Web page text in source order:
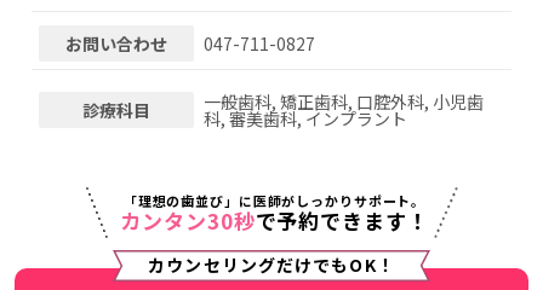
お問い合わせ 047-711-0827
診療科目 一般歯科, 矯正歯科, 口腔外科, 小児歯
科, 審美歯科, インプラント
「理想の歯並び」に医師がしっかりサポート。
カンタン30秒で予約できます！
カウンセリングだけでもOK！